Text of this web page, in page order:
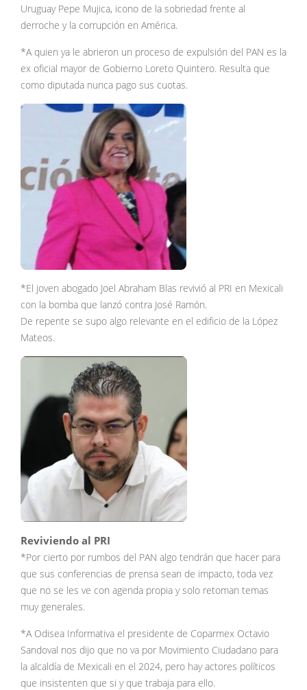
Uruguay Pepe Mujica, icono de la sobriedad frente al
derroche y la corrupción en América.
*A quien ya le abrieron un proceso de expulsión del PAN es la
ex oficial mayor de Gobierno Loreto Quintero. Resulta que
como diputada nunca pago sus cuotas.
*El joven abogado Joel Abraham Blas revivió al PRI en Mexicali
con la bomba que lanzó contra José Ramón.
De repente se supo algo relevante en el edificio de la López
Mateos.
Reviviendo al PRI
*Por cierto por rumbos del PAN algo tendrán que hacer para
que sus conferencias de prensa sean de impacto, toda vez
que no se les ve con agenda propia y solo retoman temas
muy generales.
*A Odisea Informativa el presidente de Coparmex Octavio
Sandoval nos dijo que no va por Movimiento Ciudadano para
la alcaldía de Mexicali en el 2024, pero hay actores políticos
que insistenten que si y que trabaja para ello.